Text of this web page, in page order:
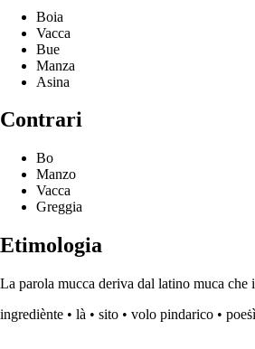
Boia
Vacca
Bue
Manza
Asina
Contrari
Bo
Manzo
Vacca
Greggia
Etimologia
La parola mucca deriva dal latino muca
ingrediènte • là • sito • volo pindarico •